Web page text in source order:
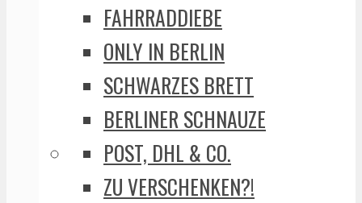
FAHRRADDIEBE
ONLY IN BERLIN
SCHWARZES BRETT
BERLINER SCHNAUZE
POST, DHL & CO.
ZU VERSCHENKEN?!